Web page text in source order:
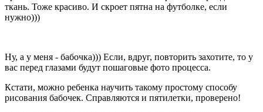
ткань. Тоже красиво. И скроет пятна на футболке, если
нужно)))
Ну, а у меня - бабочка))) Если, вдруг, повторить захотите, то у
вас перед глазами будут пошаговые фото процесса.
Кстати, можно ребенка научить такому простому способу
рисования бабочек. Справляются и пятилетки, проверено!